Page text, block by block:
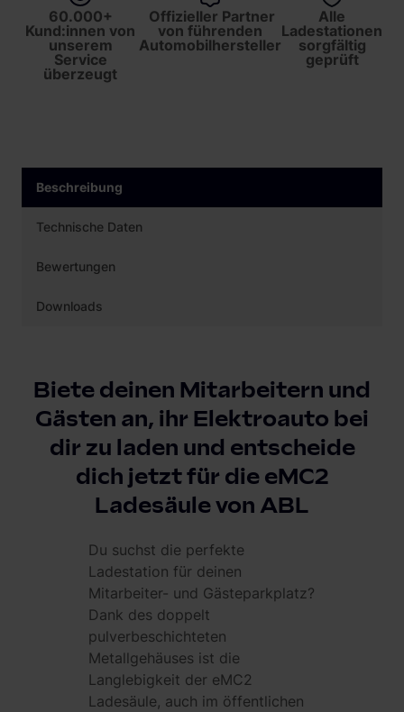
60.000+
Kund:innen von
unserem
Service
überzeugt
Offizieller Partner
von führenden
Automobilhersteller
Alle
Ladestationen
sorgfältig
geprüft
Beschreibung
Technische Daten
Bewertungen
Downloads
Biete deinen Mitarbeitern und
Gästen an, ihr Elektroauto bei
dir zu laden und entscheide
dich jetzt für die eMC2
Ladesäule von ABL
Du suchst die perfekte
Ladestation für deinen
Mitarbeiter- und Gästeparkplatz?
Dank des doppelt
pulverbeschichteten
Metallgehäuses ist die
Langlebigkeit der eMC2
Ladesäule, auch im öffentlichen